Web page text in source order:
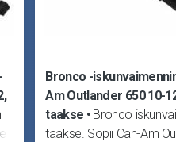
Bronco -
Am Outlander 650 10-
taakse
Bronco
taakse. Sopii Can-Am